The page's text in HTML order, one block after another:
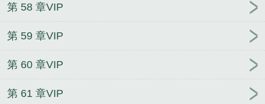
第 58 章VIP
第 59 章VIP
第 60 章VIP
第 61 章VIP